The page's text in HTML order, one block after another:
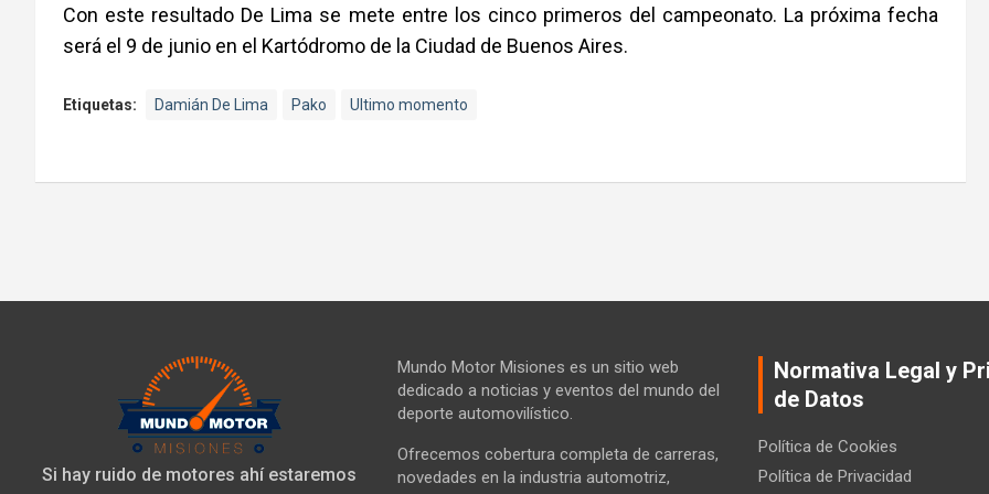
Con este resultado De Lima se mete entre los cinco primeros del campeonato. La próxima fecha
será el 9 de junio en el Kartódromo de la Ciudad de Buenos Aires.
Etiquetas: Damián De Lima Pako Ultimo momento
Si hay ruido de motores ahí estaremos
Mundo Motor Misiones es un sitio web
dedicado a noticias y eventos del mundo del
deporte automovilístico.
Ofrecemos cobertura completa de carreras,
novedades en la industria automotriz,
Normativa Legal y
de Datos
Política de Cookies
Política de Privacidad